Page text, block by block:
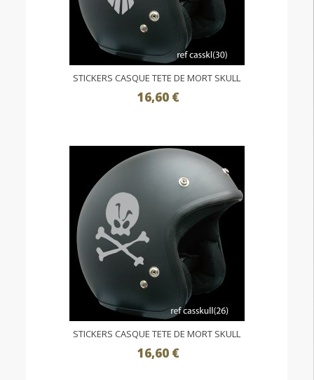
STICKERS CASQUE TETE DE MORT SKULL
16,60 €
STICKERS CASQUE TETE DE MORT SKULL
16,60 €